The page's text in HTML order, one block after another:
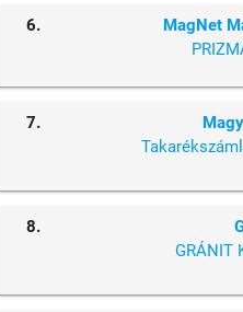
6.
MagNet
7.
8.
GRÁNIT